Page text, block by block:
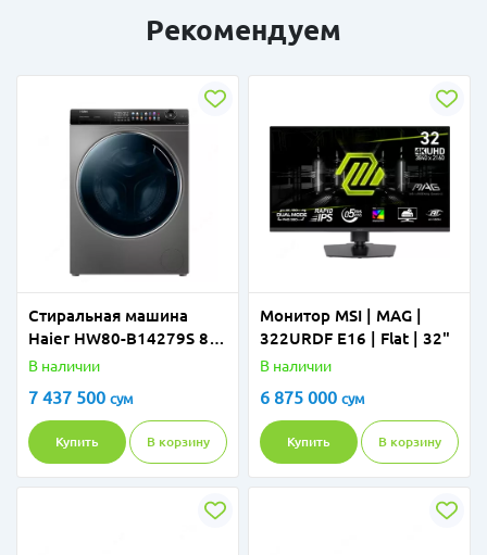
Рекомендуем
Стиральная машина
Haier HW80-B14279S 8kg
inv
В наличии
7 437 500 сум
Купить В корзину
Монитор MSI | MAG |
322URDF E16 | Flat | 32"
В наличии
6 875 000 сум
Купить В корзину